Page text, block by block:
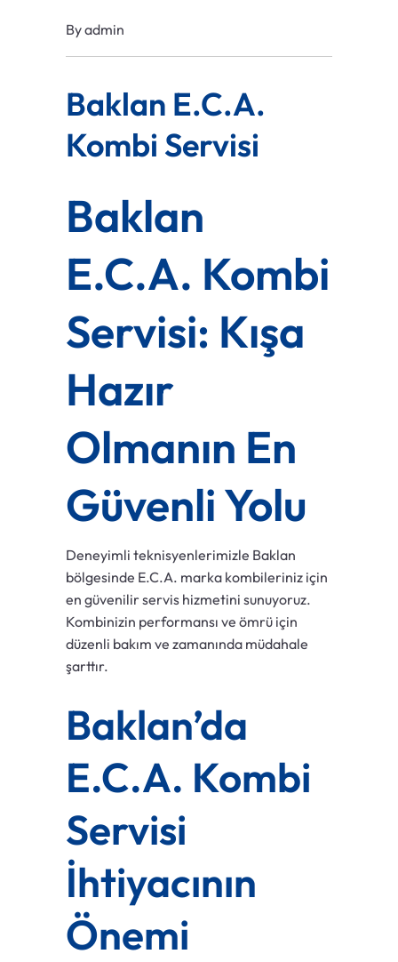
Byadmin
Baklan E.C.A.
Kombi Servisi
Baklan
E.C.A. Kombi
Servisi: Kışa
Hazır
Olmanın En
Güvenli Yolu
Deneyimli teknisyenlerimizle Baklan
bölgesinde E.C.A. marka kombileriniz için
en güvenilir servis hizmetini sunuyoruz.
Kombinizin performansı ve ömrü için
düzenli bakım ve zamanında müdahale
şarttır.
Baklan’da
E.C.A. Kombi
Servisi
İhtiyacının
Önemi